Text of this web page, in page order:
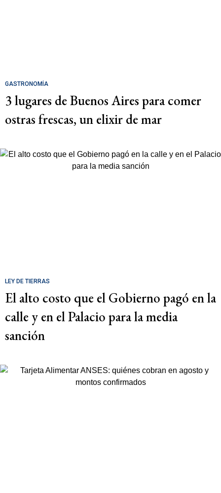
GASTRONOMÍA
3 lugares de Buenos Aires para comer
ostras frescas, un elixir de mar
LEY DE TIERRAS
El alto costo que el Gobierno pagó en la
calle y en el Palacio para la media
sanción